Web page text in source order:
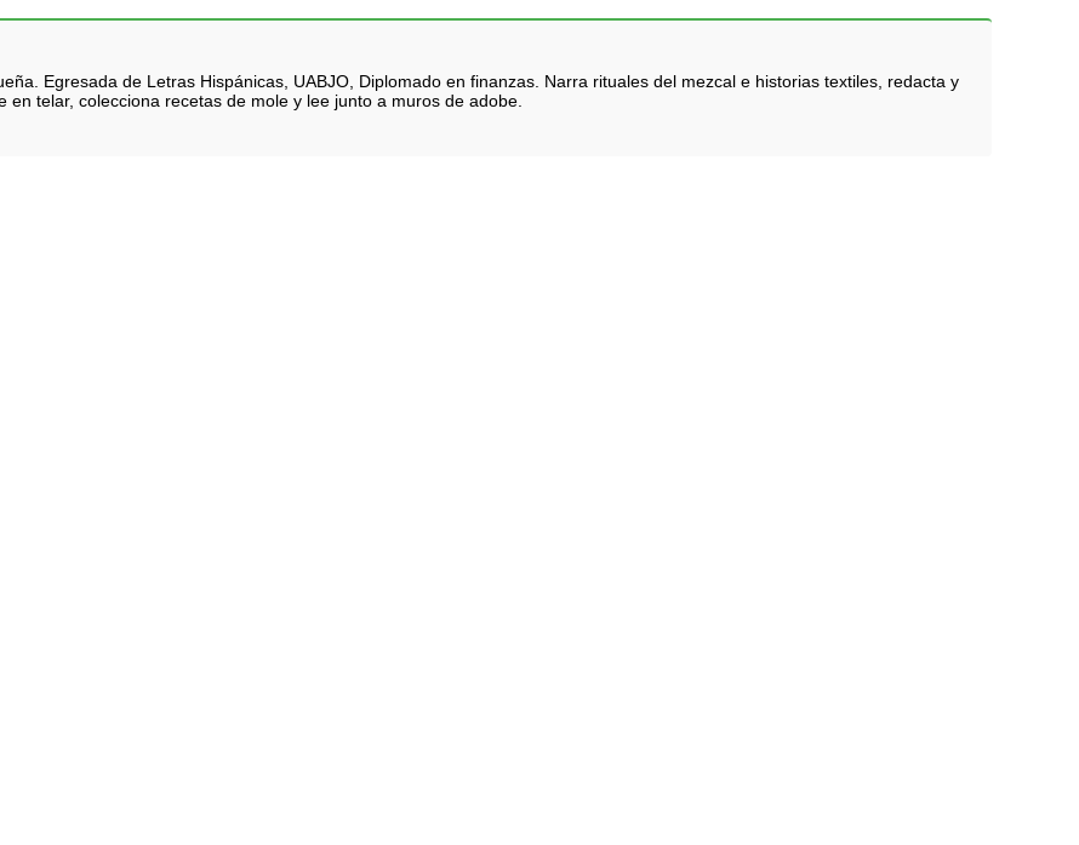
Egresada de Letras Hispánicas, UABJO, Diplomado en finanzas. Narra rituales del mezcal e historias textiles, redacta y
telar, colecciona recetas de mole y lee junto a muros de adobe.